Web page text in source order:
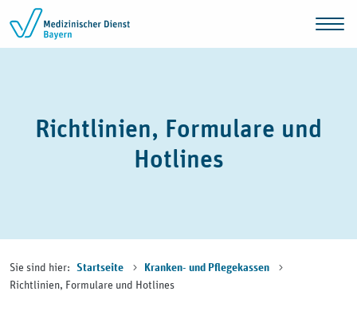
Zum Inhalt springen
Richtlinien, Formulare und
Hotlines
Sie sind hier: Startseite Kranken- und Pflegekassen
Richtlinien, Formulare und Hotlines